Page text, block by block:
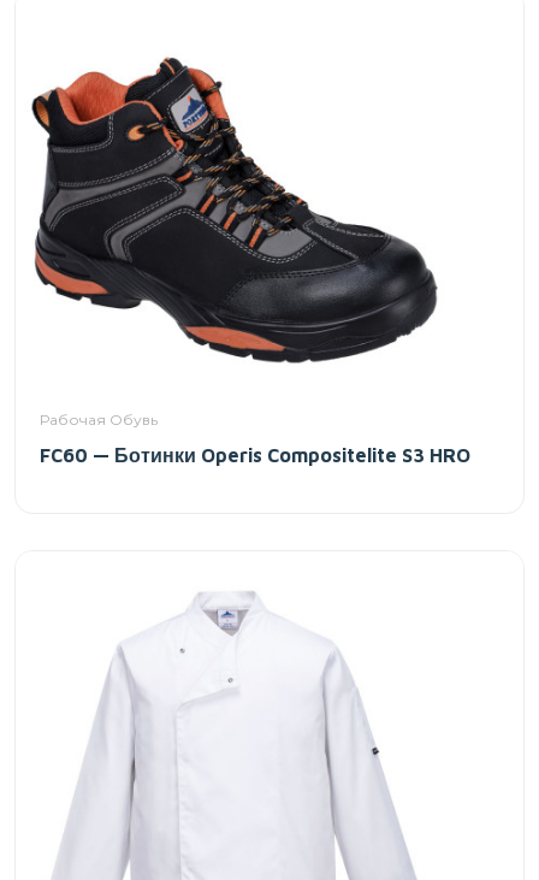
Рабочая Обувь
FC60 — Ботинки Operis Compositelite S3 HRO